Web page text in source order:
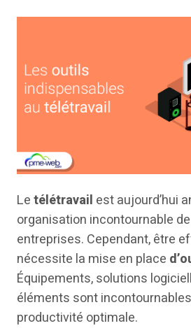
Letélétravail est aujourd’hui
organisation incontournable
entreprises. Cependant, être
nécessite la mise en place
Équipements, solutions
éléments sont
productivité optimale.